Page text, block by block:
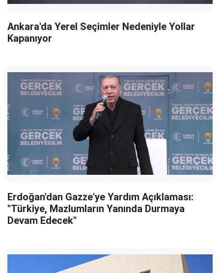
Ankara'da Yerel Seçimler Nedeniyle Yollar
Kapanıyor
Erdoğan'dan Gazze'ye Yardım Açıklaması:
"Türkiye, Mazlumların Yanında Durmaya
Devam Edecek"